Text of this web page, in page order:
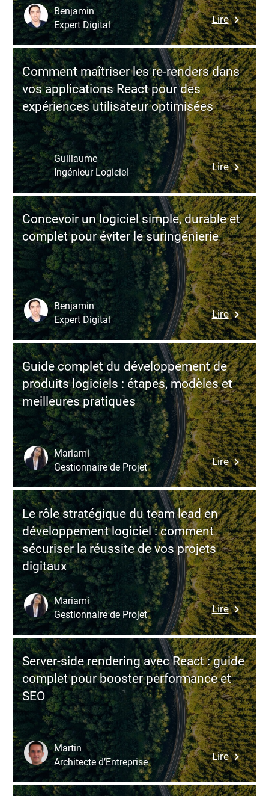
pour
booster
vos
projets
front-
end
Lire:
Guide
du
leader
pour
le
logiciel
avec
succès
Benjamin
Expert Digital
Comment maîtriser les re-renders dans
vos applications React pour des
expériences utilisateur optimisées
Lire:
maîtriser
les
re-
renders
dans
vos
React
pour
des
Guillaume
Ingénieur Logiciel
Concevoir un logiciel simple, durable et
complet pour éviter le suringénierie
Lire:
un
logiciel
simple,
durable
et
complet
pour
éviter
le
Benjamin
Expert Digital
Guide complet du développement de
produits logiciels : étapes, modèles et
meilleures pratiques
Lire:
Guide
complet
du
de
produits
logiciels
:
étapes,
modèles
et
Mariami
Gestionnaire de Projet
Le rôle stratégique du team lead en
développement logiciel : comment
sécuriser la réussite de vos projets
digitaux
Lire:
Le
rôle
du
team
lead
en
logiciel
:
Mariami
Gestionnaire de Projet
Server-side rendering avec React : guide
complet pour booster performance et
SEO
Lire:
Server-
side
Martin
Architecte d’Entreprise